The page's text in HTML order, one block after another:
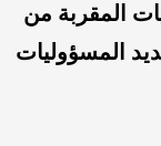
المقربة من
المسؤوليات